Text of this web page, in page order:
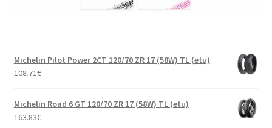
Michelin Pilot Power 2CT 120/70 ZR 17 (58W) TL (etu)
108.71€
Michelin Road 6 GT 120/70 ZR 17 (58W) TL (etu)
163.83€